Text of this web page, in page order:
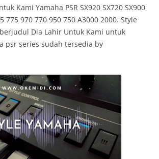
Kami Yamaha PSR SX920 SX720 SX900
775 970 770 950 750 A3000 2000. Style
Dia Lahir Untuk Kami untuk
psr series sudah tersedia by